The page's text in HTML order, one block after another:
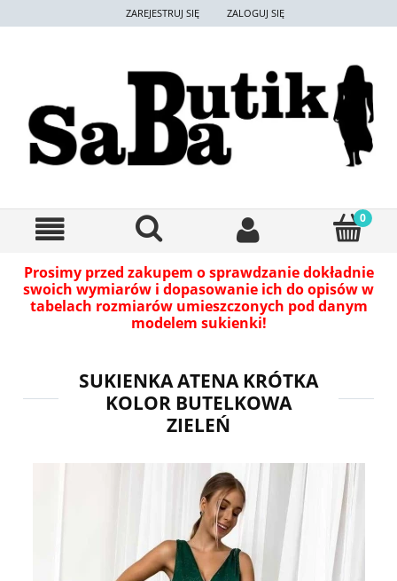
ZAREJESTRUJ SIĘ ZALOGUJ SIĘ
Prosimy przed zakupem o sprawdzanie dokładnie
swoich wymiarów i dopasowanie ich do opisów w
tabelach rozmiarów umieszczonych pod danym
modelem sukienki!
SUKIENKA ATENA KRÓTKA
KOLOR BUTELKOWA
ZIELEŃ